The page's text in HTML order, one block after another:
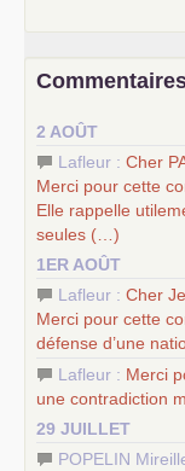
science sociale de
d’Europe
–lescinq
communiste
2 AOÛT
Lafleur : Cher
Merci pour cette
Elle rappelle
seules (…)
1ER AOÛT
Lafleur : Cher
Merci pour cette
défense d’une
Lafleur : Merci
une contradiction
29 JUILLET
POPELIN